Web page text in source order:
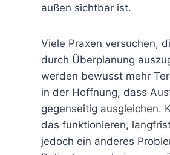
außen sichtbar ist.
Viele Praxen versuchen,
durch Überplanung
werden bewusst mehr
in der Hoffnung, dass
gegenseitig ausgleichen.
das funktionieren,
jedoch ein anderes